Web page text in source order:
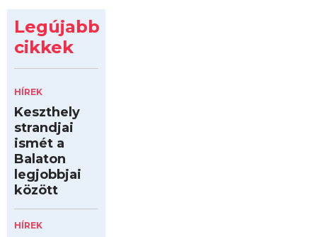
Legújabb
cikkek
HÍREK
Keszthely
strandjai
ismét a
Balaton
legjobbjai
között
HÍREK